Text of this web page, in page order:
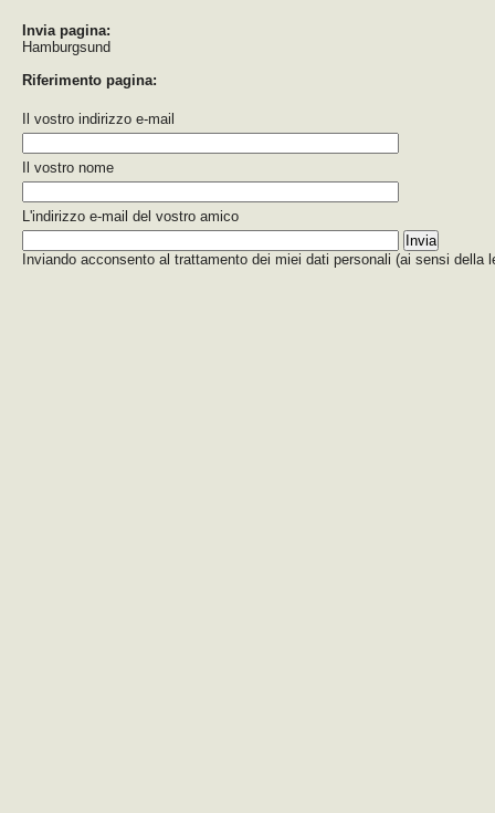
Invia pagina:
Hamburgsund
Riferimento pagina:
Il vostro indirizzo e-mail
Il vostro nome
L'indirizzo e-mail del vostro amico
Inviando acconsento al trattamento dei miei dati personali (ai sensi della